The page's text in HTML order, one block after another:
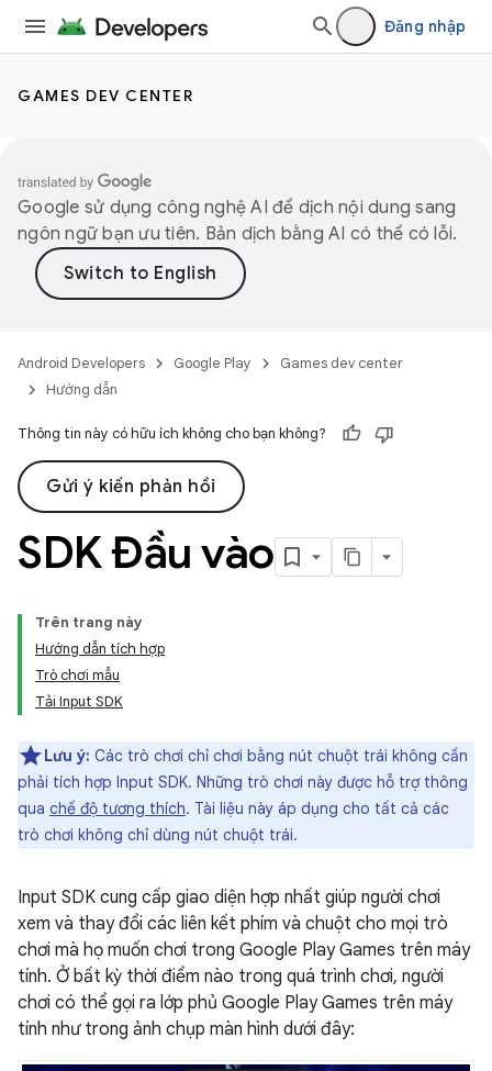
Đăng nhập
GAMES DEV CENTER
Google sử dụng công nghệ AI để dịch nội dung sang
ngôn ngữ bạn ưu tiên. Bản dịch bằng AI có thể có lỗi.
Android Developers Google Play
Games dev center
Hướng dẫn
Thông tin này có hữu ích không cho bạn không?
Gửi ý kiến phản hồi
SDK Đầu vào
Trên trang này
Hướng dẫn tích hợp
Trò chơi mẫu
Tải Input SDK
Lưu ý: Các trò chơi chỉ chơi bằng nút chuột trái không cần
phải tích hợp Input SDK. Những trò chơi này được hỗ trợ thông
qua chế độ tương thích. Tài liệu này áp dụng cho tất cả các
trò chơi không chỉ dùng nút chuột trái.
Input SDK cung cấp giao diện hợp nhất giúp người chơi
xem và thay đổi các liên kết phím và chuột cho mọi trò
chơi mà họ muốn chơi trong Google Play Games trên máy
tính. Ở bất kỳ thời điểm nào trong quá trình chơi, người
chơi có thể gọi ra lớp phủ Google Play Games trên máy
tính như trong ảnh chụp màn hình dưới đây: